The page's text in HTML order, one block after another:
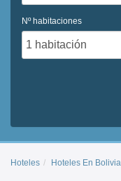
Nº habitaciones
Hoteles Hoteles En Bolivia